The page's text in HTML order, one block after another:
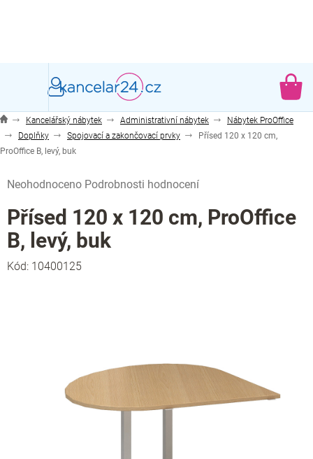
Kancelářský nábytek Administrativní nábytek
Nábytek ProOffice
Doplňky
Spojovací a zakončovací prvky
Přísed 120 x 120 cm,
ProOffice B, levý, buk
hodnocení
produktu
je
0,0
z
5
Neohodnoceno Podrobnosti hodnocení
Přísed 120 x 120 cm, ProOffice
B, levý, buk
Kód: 10400125